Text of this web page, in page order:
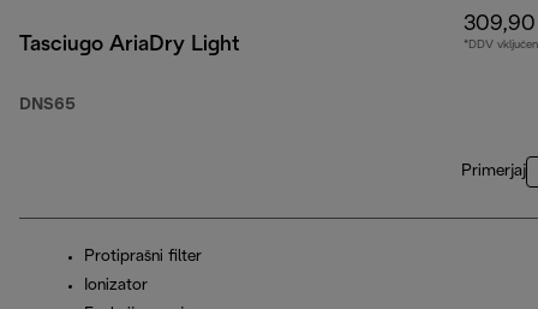
Tasciugo AriaDry Light
DNS65
*DDV vključen
Primerjaj
Protiprašni filter
Ionizator